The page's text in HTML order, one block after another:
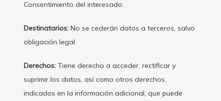
Consentimiento del interesado.
Destinatarios: No se cederán datos a terceros, salvo
obligación legal.
Derechos: Tiene derecho a acceder, rectificar y
suprimir los datos, así como otros derechos,
indicados en la información adicional, que puede